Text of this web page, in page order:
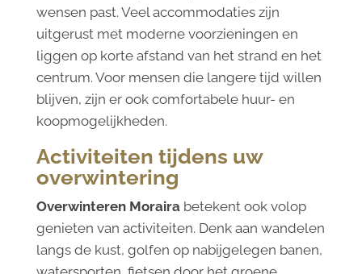
wensen past. Veel accommodaties zijn
uitgerust met moderne voorzieningen en
liggen op korte afstand van het strand en het
centrum. Voor mensen die langere tijd willen
blijven, zijn er ook comfortabele huur- en
koopmogelijkheden.
Activiteiten tijdens uw
overwintering
Overwinteren Morairabetekent ook volop
genieten van activiteiten. Denk aan wandelen
langs de kust, golfen op nabijgelegen banen,